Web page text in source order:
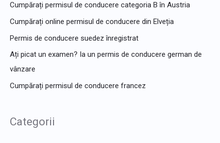
Cumpărați permisul de conducere categoria B în Austria
Cumpărați online permisul de conducere din Elveția
Permis de conducere suedez înregistrat
Ați picat un examen? Ia un permis de conducere german de
vânzare
Cumpărați permisul de conducere francez
Categorii